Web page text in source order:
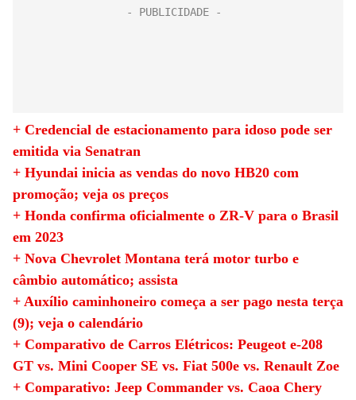
+ Credencial de estacionamento para idoso pode ser
emitida via Senatran
+ Hyundai inicia as vendas do novo HB20 com
promoção; veja os preços
+ Honda confirma oficialmente o ZR-V para o Brasil
em 2023
+ Nova Chevrolet Montana terá motor turbo e
câmbio automático; assista
+ Auxílio caminhoneiro começa a ser pago nesta terça
(9); veja o calendário
+ Comparativo de Carros Elétricos: Peugeot e-208
GT vs. Mini Cooper SE vs. Fiat 500e vs. Renault Zoe
+ Comparativo: Jeep Commander vs. Caoa Chery